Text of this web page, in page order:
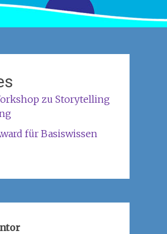
zu Storytelling
für Basiswissen